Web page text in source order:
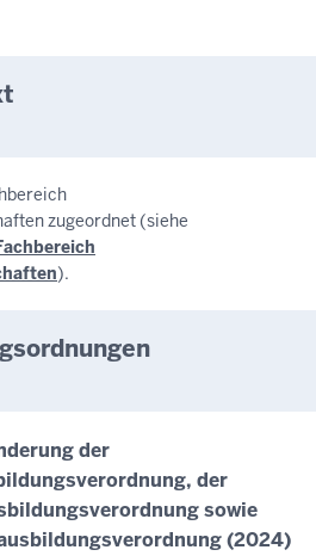
zugeordnet (siehe
).
der
der
sowie
(2024)